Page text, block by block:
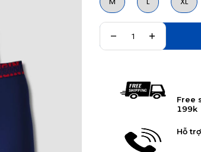
Free
199k
Hỗ